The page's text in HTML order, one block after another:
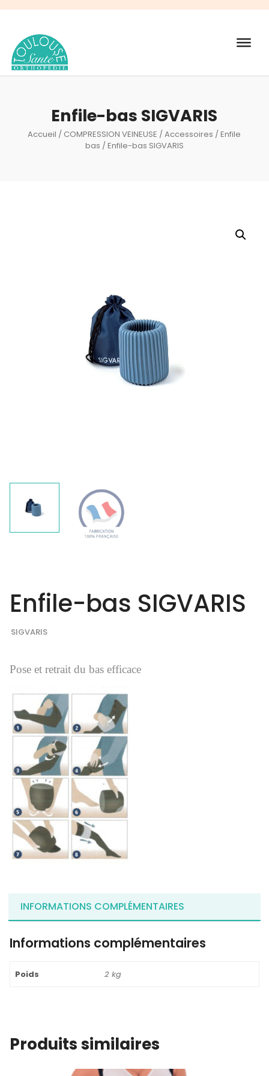
Recherche
Enfile-bas SIGVARIS
Accueil / COMPRESSION VEINEUSE /Accessoires /Enfile
bas / Enfile-bas SIGVARIS
Enfile-bas SIGVARIS
SIGVARIS
Pose et retrait du bas efficace
INFORMATIONS COMPLÉMENTAIRES
Informations complémentaires
Poids 2 kg
Produits similaires